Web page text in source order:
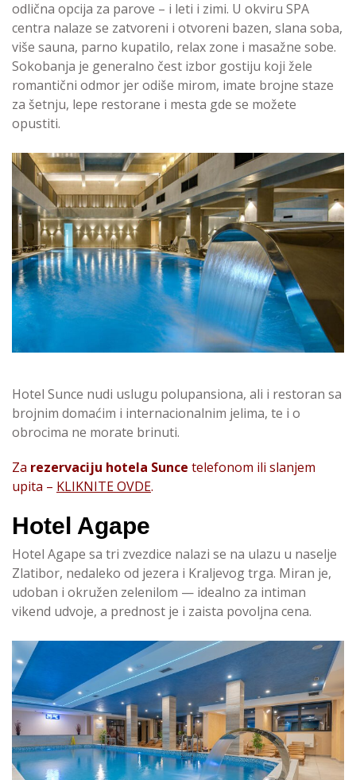
odlična opcija za parove – i leti i zimi. U okviru SPA
centra nalaze se zatvoreni i otvoreni bazen, slana soba,
više sauna, parno kupatilo, relax zone i masažne sobe.
Sokobanja je generalno čest izbor gostiju koji žele
romantični odmor jer odiše mirom, imate brojne staze
za šetnju, lepe restorane i mesta gde se možete
opustiti.
Hotel Sunce nudi uslugu polupansiona, ali i restoran sa
brojnim domaćim i internacionalnim jelima, te i o
obrocima ne morate brinuti.
Za rezervaciju hotela Sunce telefonom ili slanjem
upita – KLIKNITE OVDE.
Hotel Agape
Hotel Agape sa tri zvezdice nalazi se na ulazu u naselje
Zlatibor, nedaleko od jezera i Kraljevog trga. Miran je,
udoban i okružen zelenilom — idealno za intiman
vikend udvoje, a prednost je i zaista povoljna cena.